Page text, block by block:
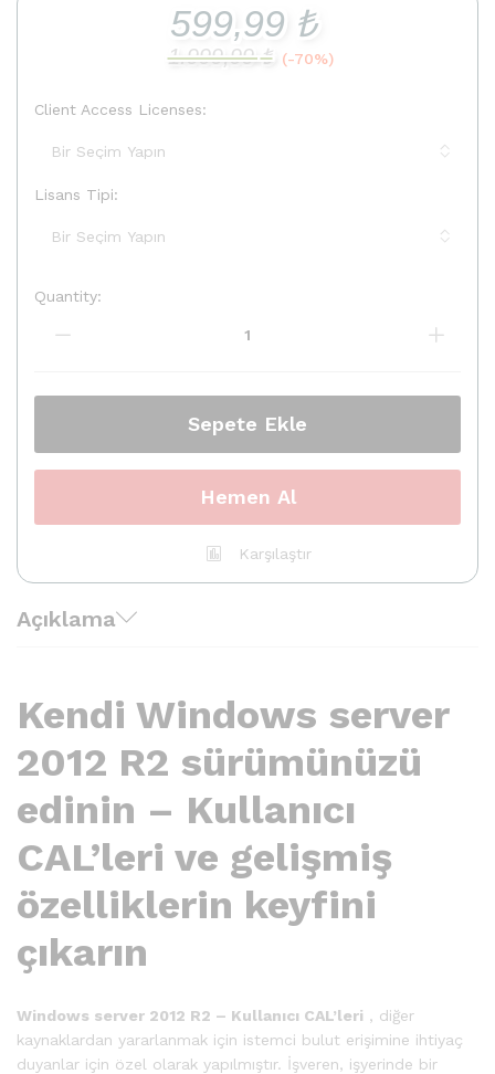
599,99 ₺
1.999,99₺ (-70%)
Client Access Licenses:
Lisans Tipi:
Windows
CaLs
Quantity:
Sepete Ekle
Hemen Al
Karşılaştır
Açıklama
Kendi Windows server
2012 R2 sürümünüzü
edinin – Kullanıcı
CAL’leri ve gelişmiş
özelliklerin keyfini
çıkarın
Windows server 2012 R2 – Kullanıcı CAL’leri , diğer
kaynaklardan yararlanmak için istemci bulut erişimine ihtiyaç
duyanlar için özel olarak yapılmıştır. İşveren, işyerinde bir